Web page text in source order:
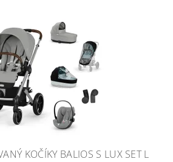
KOČÍKY BALIOS S LUX SET L